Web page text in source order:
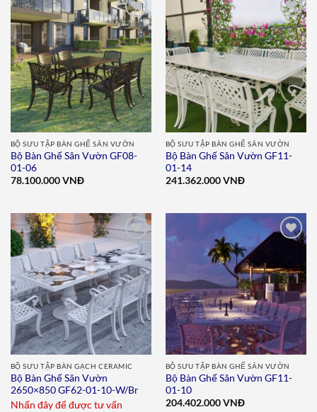
Add to
wishlist
BỘ SƯU TẬP BÀN GHẾ SÂN VƯỜN
Bộ Bàn Ghế Sân Vườn GF08-
01-06
78.100.000VNĐ
Add to
wishlist
BỘ SƯU TẬP BÀN GHẾ SÂN VƯỜN
Bộ Bàn Ghế Sân Vườn GF11-
01-14
241.362.000VNĐ
Add to
wishlist
BỘ SƯU TẬP BÀN GẠCH CERAMIC
Bộ Bàn Ghế Sân Vườn
2650×850 GF62-01-10-W/Br
Nhấn đây để được tư vấn
BỘ SƯU TẬP BÀN GHẾ SÂN VƯỜN
Bộ Bàn Ghế Sân Vườn GF11-
01-10
204.402.000VNĐ